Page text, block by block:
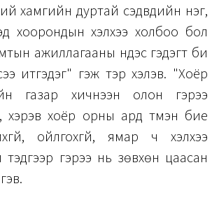
хамгийн дуртай сэдвүүдийн нэг,
хоорондын хэлхээ холбоо бол
ажиллагааны үндэс гэдэгт би
итгэдэг" гэж тэр хэлэв. "Хоёр
газар хичнээн олон гэрээ
хэрэв хоёр орны ард түмэн бие
ойлгохгүй, ямар ч хэлхээ
тэдгээр гэрээ нь зөвхөн цаасан